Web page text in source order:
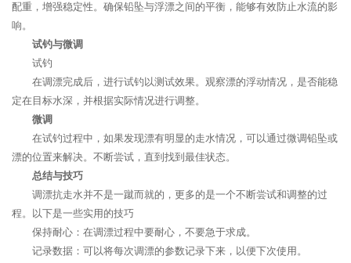
配重，增强稳定性。确保铅坠与浮漂之间的平衡，能够有效防止水流的影
响。
试钓与微调
试钓
在调漂完成后，进行试钓以测试效果。观察漂的浮动情况，是否能稳
定在目标水深，并根据实际情况进行调整。
微调
在试钓过程中，如果发现漂有明显的走水情况，可以通过微调铅坠或
漂的位置来解决。不断尝试，直到找到最佳状态。
总结与技巧
调漂抗走水并不是一蹴而就的，更多的是一个不断尝试和调整的过
程。以下是一些实用的技巧
保持耐心：在调漂过程中要耐心，不要急于求成。
记录数据：可以将每次调漂的参数记录下来，以便下次使用。